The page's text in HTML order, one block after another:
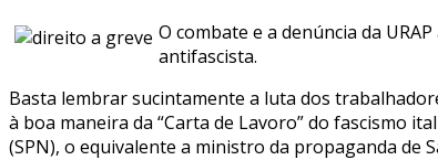
O combate e a denúncia da
antifascista.
Basta lembrar sucintamente a luta dos
à boa maneira da “Carta de Lavoro” do fascismo
(SPN), o equivalente a ministro da propaganda de